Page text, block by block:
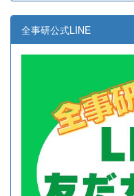
全事研公式LINE